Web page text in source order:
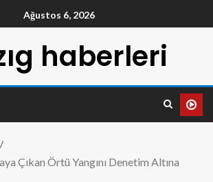
Ağustos 6, 2026
haberleri
Çıkan Örtü Yangını Denetim Altına